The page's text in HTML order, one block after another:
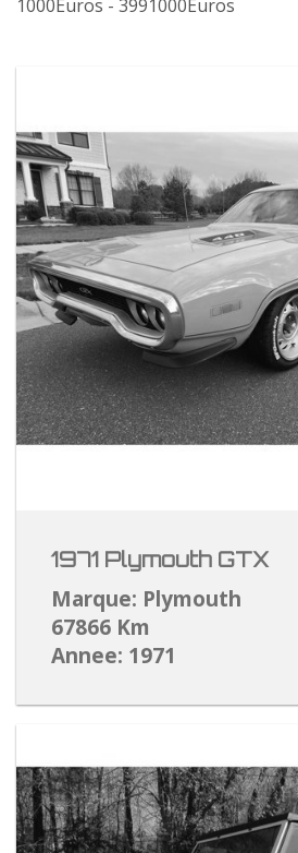
1000Euros - 3991000Euros
1971 Plymouth GTX
Marque: Plymouth
67866 Km
Annee: 1971